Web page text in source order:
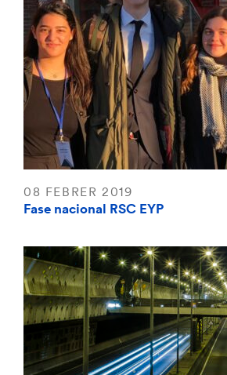
08 FEBRER 2019
Fase nacional RSC EYP